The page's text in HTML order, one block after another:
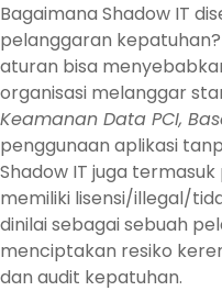
Bagaimana Shadow IT
pelanggaran
aturan bisa
organisasi melanggar
Keamanan Data PCI,
penggunaan aplikasi
Shadow IT juga
memiliki lisensi/illegal/
dinilai sebagai sebuah
menciptakan resiko
dan audit kepatuhan.